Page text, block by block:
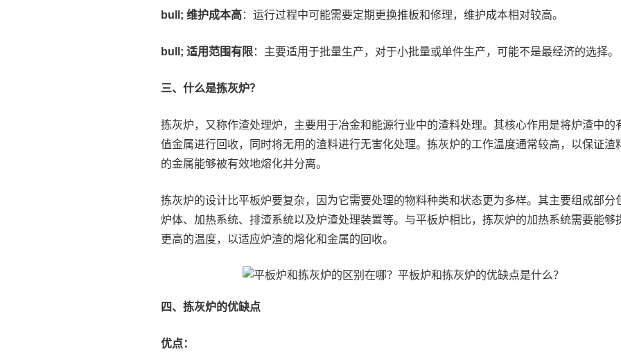
bull; 维护成本高：运行过程中可能需要定期更换推板和修理，维护成本相对较高。
bull; 适用范围有限：主要适用于批量生产，对于小批量或单件生产，可能不是最经济的选择。
三、什么是拣灰炉？
拣灰炉，又称作渣处理炉，主要用于冶金和能源行业中的渣料处理。其核心作用是将炉渣中的
值金属进行回收，同时将无用的渣料进行无害化处理。拣灰炉的工作温度通常较高，以保证渣
的金属能够被有效地熔化并分离。
拣灰炉的设计比平板炉要复杂，因为它需要处理的物料种类和状态更为多样。其主要组成部分
炉体、加热系统、排渣系统以及炉渣处理装置等。与平板炉相比，拣灰炉的加热系统需要能够
更高的温度，以适应炉渣的熔化和金属的回收。
四、拣灰炉的优缺点
优点：